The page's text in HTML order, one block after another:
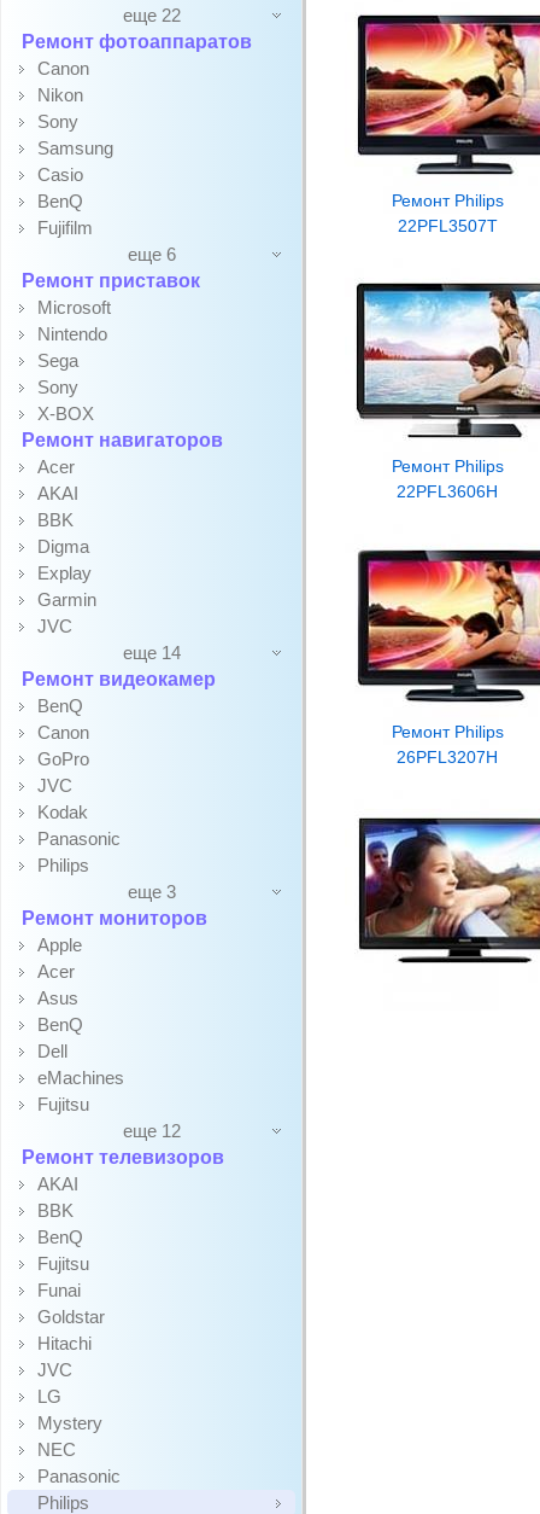
еще 22
Ремонт фотоаппаратов
Canon
Nikon
Sony
Samsung
Casio
BenQ
Fujifilm
еще 6
Ремонт приставок
Microsoft
Nintendo
Sega
Sony
X-BOX
Ремонт навигаторов
Acer
AKAI
BBK
Digma
Explay
Garmin
JVC
еще 14
Ремонт видеокамер
BenQ
Canon
GoPro
JVC
Kodak
Panasonic
Philips
еще 3
Ремонт мониторов
Apple
Acer
Asus
BenQ
Dell
eMachines
Fujitsu
еще 12
Ремонт телевизоров
AKAI
BBK
BenQ
Fujitsu
Funai
Goldstar
Hitachi
JVC
LG
Mystery
NEC
Panasonic
Philips
Ремонт Philips
22PFL3507T
Ремонт Philips
22PFL3606H
Ремонт Philips
26PFL3207H